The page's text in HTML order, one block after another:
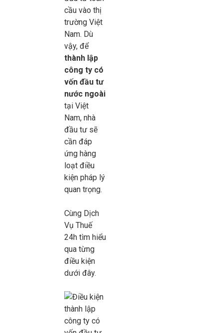
cầu vào thị
trường Việt
Nam. Dù
vậy, để
thành lập
công ty có
vốn đầu tư
nước ngoài
tại Việt
Nam, nhà
đầu tư sẽ
cần đáp
ứng hàng
loạt điều
kiện pháp lý
quan trọng.
Cùng Dịch
Vụ Thuế
24h tìm hiểu
qua từng
điều kiện
dưới đây.